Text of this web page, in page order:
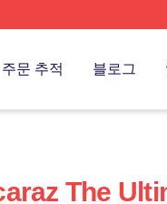
주문 추적 블로그
The